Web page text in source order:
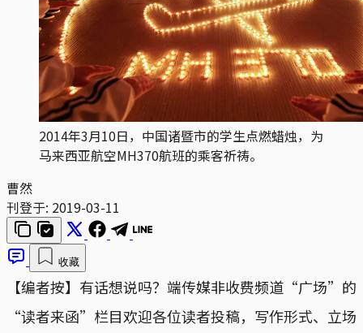
2014年3月10日，中国诸暨市的学生点燃蜡烛，为
马来西亚航空MH370航班的乘客祈祷。
曹然
刊登于: 2019-03-11
收藏
【编者按】有话想说吗？端传媒非收费频道“广场”的
“读者来函”栏目欢迎各位读者投稿，写作形式、立场